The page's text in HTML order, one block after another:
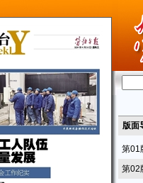
版面
第01
第02